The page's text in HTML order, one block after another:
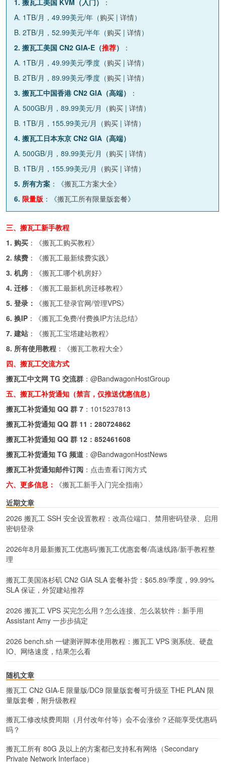
A. 1TB/月，49.99美元/年（购买 | 详情）
B. 2TB/月，52.99美元/半年（购买 | 详情）
2. 搬瓦工美国 CN2 GIA-E（推荐）
：
A. 1TB/月，49.99美元/季度（购买 | 详情）
B. 2TB/月，89.99美元/季度（购买 | 详情）
3. 搬瓦工中国香港 CN2 GIA（高端）
：
A. 500GB/月，89.99美元/月（购买 | 详情）
B. 1TB/月，155.99美元/月（购买 | 详情）
4. 搬瓦工日本东京 CN2 GIA（高端）
A. 500GB/月，89.99美元/月（购买 | 详情）
B. 1TB/月，155.99美元/月（购买 | 详情）
5. 所有方案 ：《搬瓦工方案大全》
6. 限量版 ：《搬瓦工所有限量版套餐》
三、搬瓦工新手教程
1. 购买 ：《搬瓦工购买教程》
2. 续费 ：《搬瓦工最新续费实践》
3. 机房 ：《搬瓦工哪个机房好》
4. 迁移 ：《搬瓦工最新机房迁移教程》
5. 登录：
《搬瓦工登录官网/管理VPS》
6. 换IP ：《搬瓦工免费/付费换IP方法总结》
7. 建站 ：《搬瓦工宝塔建站教程》
8. 所有使用教程 ：《搬瓦工教程大全》
四、搬瓦工交流方式
搬瓦工中文网 TG 交流群 ： @BandwagonHostGroup
五、搬瓦工补货通知（禁言，仅推送优惠信息）
搬瓦工补货通知 QQ 群 7 ： 1015237813
搬瓦工补货通知 QQ 群 11： 280724862
搬瓦工补货通知 QQ 群 12： 852461608
搬瓦工补货通知 TG 频道 ： @BandwagonHostNews
搬瓦工补货通知邮件订阅 ： 点击查看订阅方式
六、更多信息：
《搬瓦工新手入门完全指南》
近期文章
2026 搬瓦工 SSH 安全设置教程：改高位端口、禁用密码登录、启用
密钥登录
2026年8月最新搬瓦工优惠码/搬瓦工优惠套餐/高速线路/新手教程整
理
搬瓦工美国洛杉矶 CN2 GIA SLA 套餐补货：$65.89/季度，99.99%
SLA 保证，外贸建站推荐
2026 搬瓦工 VPS 买完怎么用？怎么连接、怎么装软件：新手用
Assistant Amy 一步步搞定
2026 bench.sh 一键测评脚本使用教程：搬瓦工 VPS 测系统、硬盘
IO、网络速度，结果怎么看
随机文章
搬瓦工 CN2 GIA-E 限量版/DC9 限量版套餐可升级至 THE PLAN 限
量版套餐，附升级教程
搬瓦工修改续费周期（月付改年付等）会不会涨价？还能享受优惠码
吗？
搬瓦工所有 80G 及以上的方案都已支持私有网络（Secondary
Private Network Interface）